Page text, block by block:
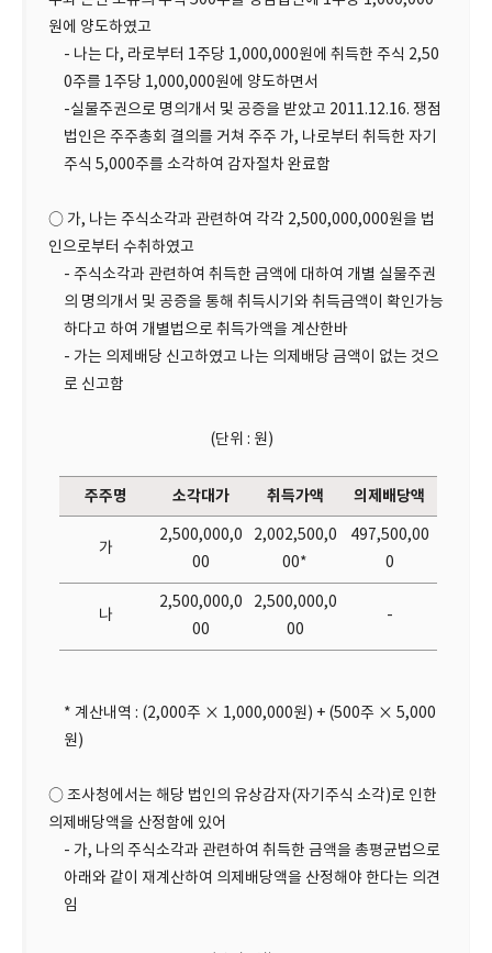
원에 양도하였고
- 나는 다, 라로부터 1주당 1,000,000원에 취득한 주식 2,50
0주를 1주당 1,000,000원에 양도하면서
-실물주권으로 명의개서 및 공증을 받았고 2011.12.16. 쟁점
법인은 주주총회 결의를 거쳐 주주 가, 나로부터 취득한 자기
주식 5,000주를 소각하여 감자절차 완료함
○ 가, 나는 주식소각과 관련하여 각각 2,500,000,000원을 법
인으로부터 수취하였고
- 주식소각과 관련하여 취득한 금액에 대하여 개별 실물주권
의 명의개서 및 공증을 통해 취득시기와 취득금액이 확인가능
하다고 하여 개별법으로 취득가액을 계산한바
- 가는 의제배당 신고하였고 나는 의제배당 금액이 없는 것으
로 신고함
(단위 : 원)
주주명 소각대가 취득가액 의제배당액
가
2,500,000,0
00
2,002,500,0
00*
497,500,00
0
나
2,500,000,0
00
2,500,000,0
00
-
* 계산내역 : (2,000주 × 1,000,000원) + (500주 × 5,000
원)
○ 조사청에서는 해당 법인의 유상감자(자기주식 소각)로 인한
의제배당액을 산정함에 있어
- 가, 나의 주식소각과 관련하여 취득한 금액을 총평균법으로
아래와 같이 재계산하여 의제배당액을 산정해야 한다는 의견
임